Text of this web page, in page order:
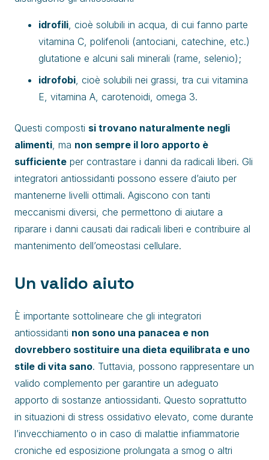
idrofili, cioè solubili in acqua, di cui fanno parte
vitamina C, polifenoli (antociani, catechine, etc.)
glutatione e alcuni sali minerali (rame, selenio);
idrofobi, cioè solubili nei grassi, tra cui vitamina
E, vitamina A, carotenoidi, omega 3.
Questi composti si trovano naturalmente negli
alimenti, ma non sempre il loro apporto è
sufficiente per contrastare i danni da radicali liberi. Gli
integratori antiossidanti possono essere d’aiuto per
mantenerne livelli ottimali. Agiscono con tanti
meccanismi diversi, che permettono di aiutare a
riparare i danni causati dai radicali liberi e contribuire al
mantenimento dell’omeostasi cellulare.
Un valido aiuto
È importante sottolineare che gli integratori
antiossidanti non sono una panacea e non
dovrebbero sostituire una dieta equilibrata e uno
stile di vita sano. Tuttavia, possono rappresentare un
valido complemento per garantire un adeguato
apporto di sostanze antiossidanti. Questo soprattutto
in situazioni di stress ossidativo elevato, come durante
l’invecchiamento o in caso di malattie infiammatorie
croniche ed esposizione prolungata a smog o altri